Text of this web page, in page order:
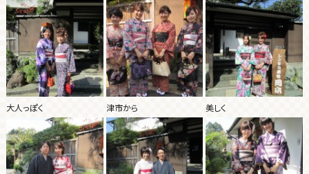
大人っぽく 津市から 美しく